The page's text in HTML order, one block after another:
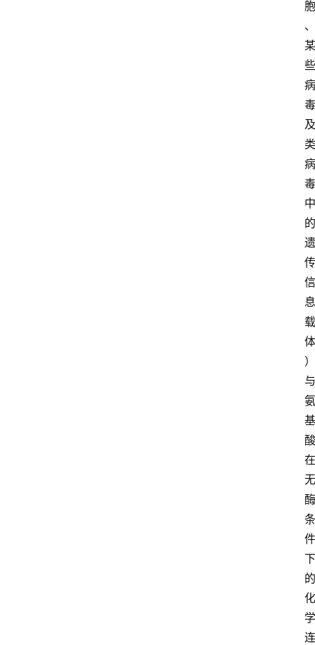
胞
、
某
些
病
毒
及
类
病
毒
中
的
遗
传
信
息
载
体
）
与
氨
基
酸
在
无
酶
条
件
下
的
化
学
连